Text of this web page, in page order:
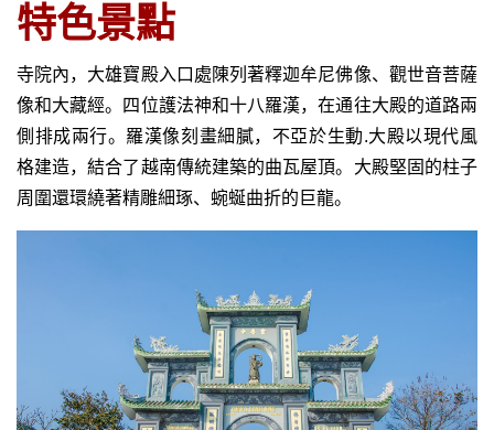
特色景點
寺院內，大雄寶殿入口處陳列著釋迦牟尼佛像、觀世音菩薩
像和大藏經。四位護法神和十八羅漢，在通往大殿的道路兩
側排成兩行。羅漢像刻畫細膩，不亞於生動.大殿以現代風
格建造，結合了越南傳統建築的曲瓦屋頂。大殿堅固的柱子
周圍還環繞著精雕細琢、蜿蜒曲折的巨龍。